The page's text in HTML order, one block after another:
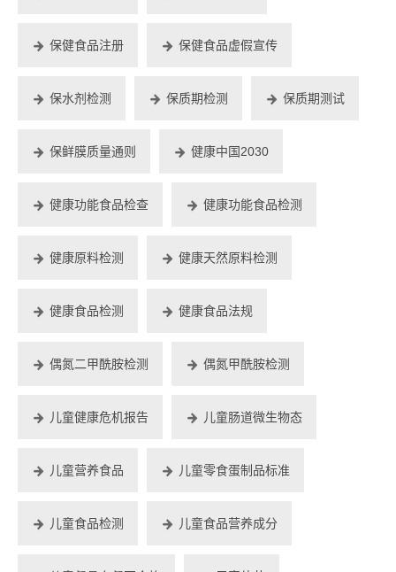
保健食品注册 保健食品虚假宣传
保水剂检测 保质期检测 保质期测试
保鲜膜质量通则 健康中国2030
健康功能食品检查 健康功能食品检测
健康原料检测 健康天然原料检测
健康食品检测 健康食品法规
偶氮二甲酰胺检测 偶氮甲酰胺检测
儿童健康危机报告 儿童肠道微生物态
儿童营养食品 儿童零食蛋制品标准
儿童食品检测 儿童食品营养成分